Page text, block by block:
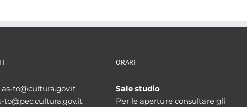
as-to@cultura.gov.it
to@pec.cultura.gov.it
ORARI
Sale studio
Per le aperture consultare gli